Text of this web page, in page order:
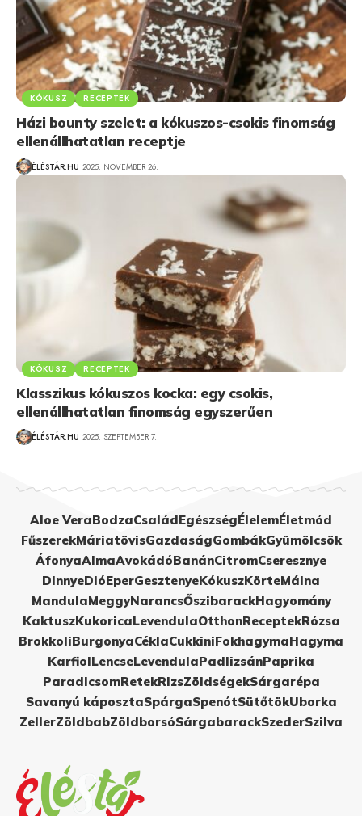
KÓKUSZ RECEPTEK
Házi bounty szelet: a kókuszos-csokis finomság
ellenállhatatlan receptje
ÉLÉSTÁR.HU 2025. NOVEMBER 26.
KÓKUSZ RECEPTEK
Klasszikus kókuszos kocka: egy csokis,
ellenállhatatlan finomság egyszerűen
ÉLÉSTÁR.HU 2025. SZEPTEMBER 7.
Aloe VeraBodzaCsaládEgészségÉlelemÉletmód
FűszerekMáriatövisGazdaságGombákGyümölcsök
ÁfonyaAlmaAvokádóBanánCitromCseresznye
DinnyeDióEperGesztenyeKókuszKörteMálna
MandulaMeggyNarancsŐszibarackHagyomány
KaktuszKukoricaLevendulaOtthonReceptekRózsa
BrokkoliBurgonyaCéklaCukkiniFokhagymaHagyma
KarfiolLencseLevendulaPadlizsánPaprika
ParadicsomRetekRizsZöldségekSárgarépa
Savanyú káposztaSpárgaSpenótSütőtökUborka
ZellerZöldbabZöldborsóSárgabarackSzederSzilva